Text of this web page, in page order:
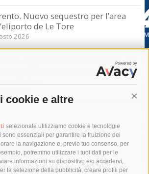
cookie e altre
selezionate utilizziamo cookie e tecnologie
sono essenziali per garantire la fruizione dei
la navigazione e, previo tuo consenso, per
potremmo utilizzare i tuoi dati per le
informazioni su dispositivo e/o accedervi,
la selezione della pubblicità, creare profili per
Nuovo sequestro per l’area
de Le Tore
2026
Aggredisce sessualmente una
e le strappa il portafogli, fermato
anas
di punta campanella
arresto